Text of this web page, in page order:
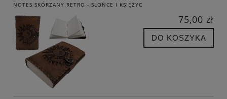
NOTES SKÓRZANY RETRO - SŁOŃCE I KSIĘŻYC
75,00 zł
DO KOSZYKA